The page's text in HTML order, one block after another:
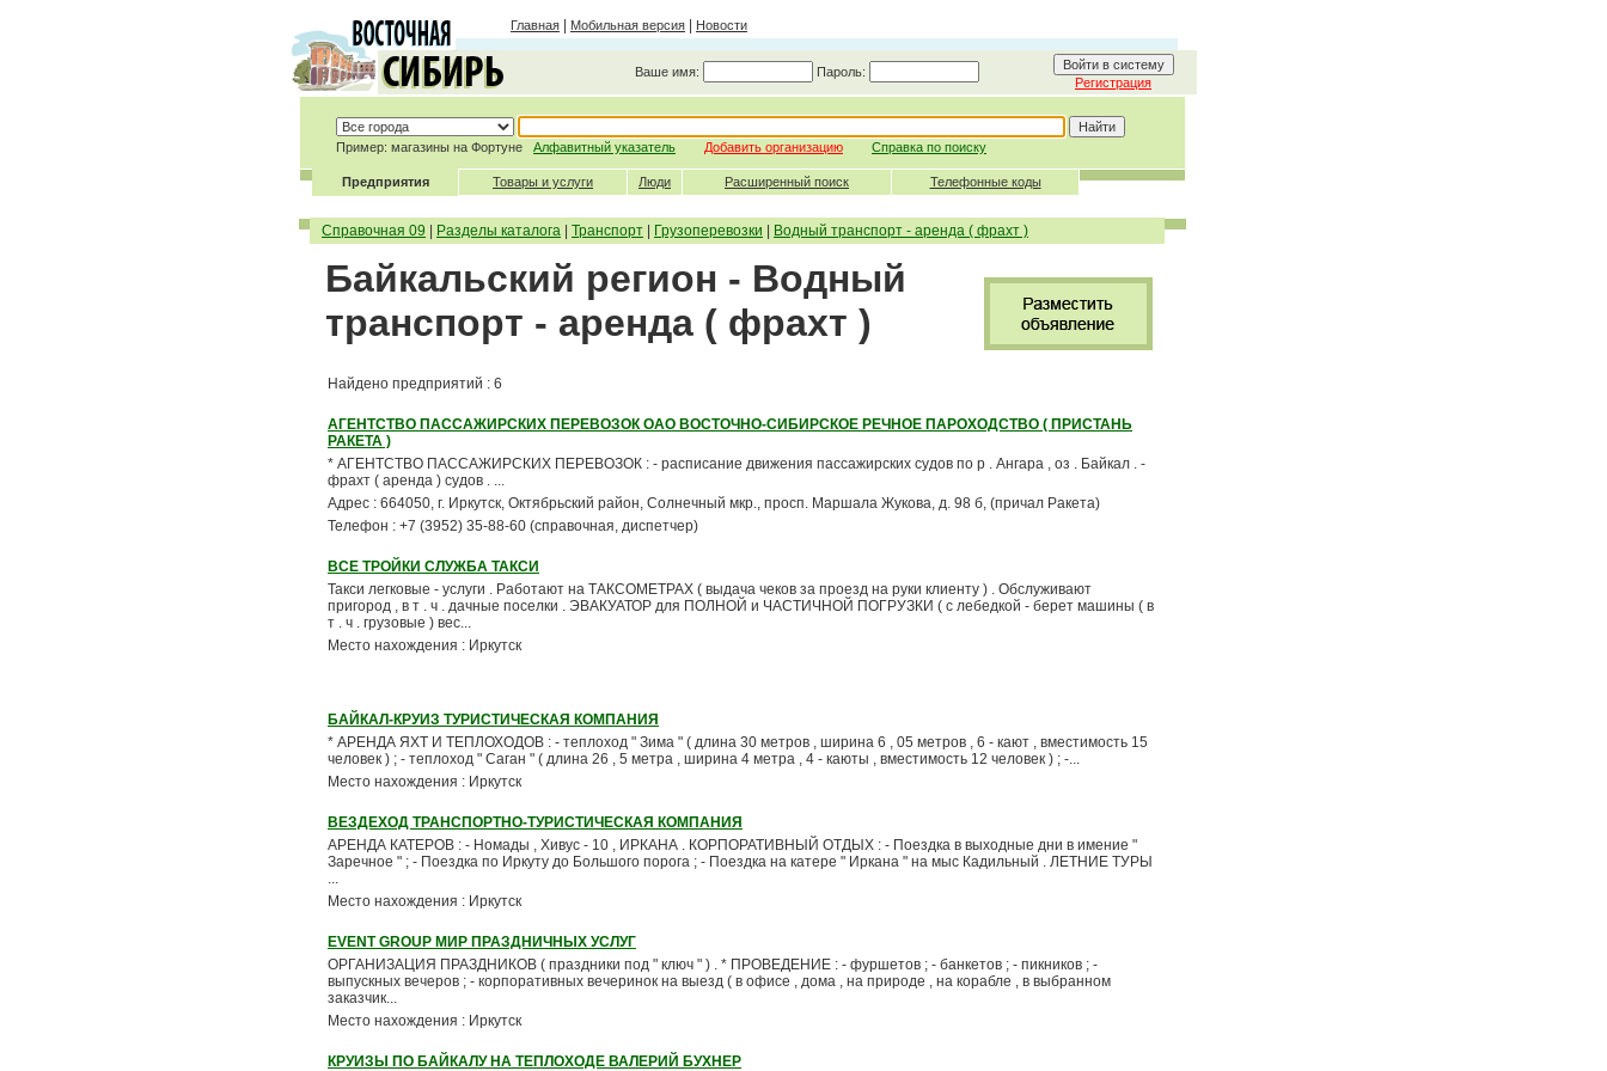
Главная Мобильная версия Новости
Ваше имя: Пароль:
Регистрация
Пример: магазины на Фортуне Алфавитный указатель Добавить организацию Справка по поиску
Предприятия Товары и услуги Люди Расширенный поиск Телефонные коды
Справочная 09 Разделы каталога Транспорт Грузоперевозки Водный транспорт - аренда ( фрахт )
Байкальский регион - Водный
транспорт - аренда ( фрахт )
Найдено предприятий : 6
АГЕНТСТВО ПАССАЖИРСКИХ ПЕРЕВОЗОК ОАО ВОСТОЧНО-СИБИРСКОЕ РЕЧНОЕ ПАРОХОДСТВО ( ПРИСТАНЬ
РАКЕТА )
* АГЕНТСТВО ПАССАЖИРСКИХ ПЕРЕВОЗОК : - расписание движения пассажирских судов по р . Ангара , оз . Байкал . -
фрахт ( аренда ) судов . ...
Адрес : 664050, г. Иркутск, Октябрьский район, Солнечный мкр., просп. Маршала Жукова, д. 98 б, (причал Ракета)
Телефон : +7 (3952) 35-88-60 (справочная, диспетчер)
ВСЕ ТРОЙКИ СЛУЖБА ТАКСИ
Такси легковые - услуги . Работают на ТАКСОМЕТРАХ ( выдача чеков за проезд на руки клиенту ) . Обслуживают
пригород , в т . ч . дачные поселки . ЭВАКУАТОР для ПОЛНОЙ и ЧАСТИЧНОЙ ПОГРУЗКИ ( с лебедкой - берет машины ( в
т . ч . грузовые ) вес...
Место нахождения : Иркутск
БАЙКАЛ-КРУИЗ ТУРИСТИЧЕСКАЯ КОМПАНИЯ
* АРЕНДА ЯХТ И ТЕПЛОХОДОВ : - теплоход " Зима " ( длина 30 метров , ширина 6 , 05 метров , 6 - кают , вместимость 15
человек ) ; - теплоход " Саган " ( длина 26 , 5 метра , ширина 4 метра , 4 - каюты , вместимость 12 человек ) ; -...
Место нахождения : Иркутск
ВЕЗДЕХОД ТРАНСПОРТНО-ТУРИСТИЧЕСКАЯ КОМПАНИЯ
АРЕНДА КАТЕРОВ : - Номады , Хивус - 10 , ИРКАНА . КОРПОРАТИВНЫЙ ОТДЫХ : - Поездка в выходныe дни в имение "
Заречное " ; - Поездка по Иркуту до Большого порога ; - Поездка на катере " Иркана " на мыс Кадильный . ЛЕТНИЕ ТУРЫ
...
Место нахождения : Иркутск
EVENT GROUP МИР ПРАЗДНИЧНЫХ УСЛУГ
ОРГАНИЗАЦИЯ ПРАЗДНИКОВ ( праздники под " ключ " ) . * ПРОВЕДЕНИЕ : - фуршетов ; - банкетов ; - пикников ; -
выпускных вечеров ; - корпоративных вечеринок на выезд ( в офисе , дома , на природе , на корабле , в выбранном
заказчик...
Место нахождения : Иркутск
КРУИЗЫ ПО БАЙКАЛУ НА ТЕПЛОХОДЕ ВАЛЕРИЙ БУХНЕР